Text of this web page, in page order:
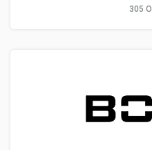
305